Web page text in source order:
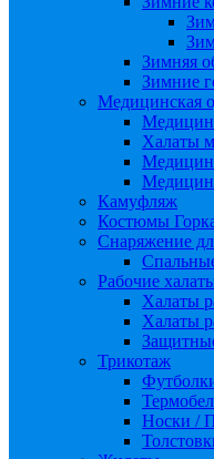
Зимняя
Зимние
Медицинская
Халаты
Камуфляж
Костюмы
Снаряжение
Рабочие
Халаты
Халаты
Трикотаж
Носки /